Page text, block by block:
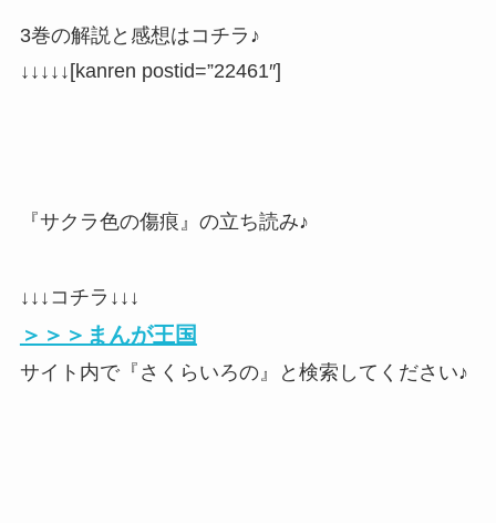
3巻の解説と感想はコチラ♪
↓↓↓↓↓[kanren postid=”22461″]
『サクラ色の傷痕』の立ち読み♪
↓↓↓コチラ↓↓↓
＞＞＞まんが王国
サイト内で『さくらいろの』と検索してください♪